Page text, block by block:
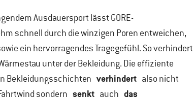
Ausdauersport lässt GORE-
schnell durch die winzigen Poren entweichen,
ein hervorragendes Tragegefühl. So verhindert
unter der Bekleidung. Die effiziente
Bekleidungsschichten verhindert also nicht
sondern senkt auch das